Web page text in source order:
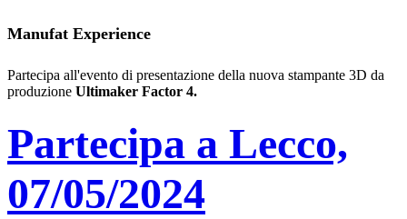
Manufat Experience
Partecipa all'evento di presentazione della nuova stampante 3D da
produzione Ultimaker Factor 4.
Partecipa a Lecco,
07/05/2024